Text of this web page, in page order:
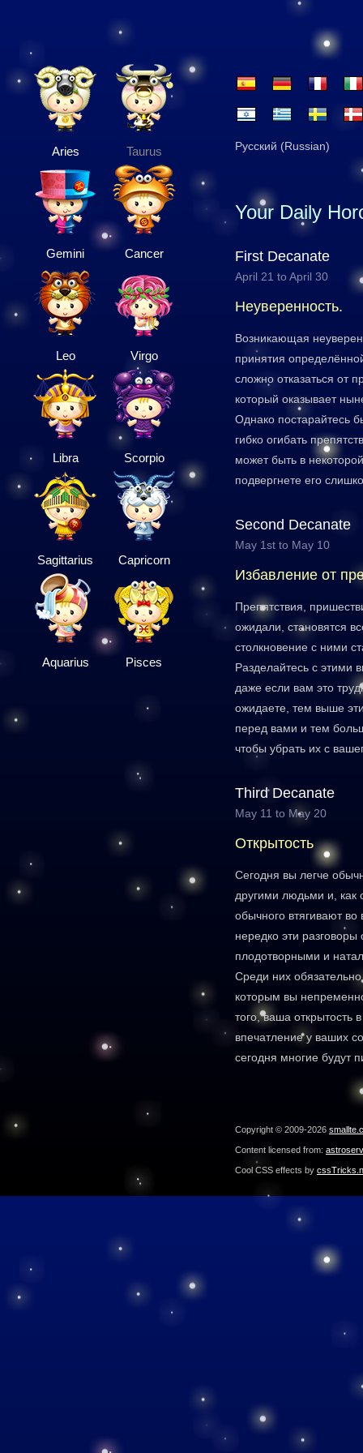
Aries Taurus
Gemini Cancer
Leo Virgo
Libra Scorpio
Sagittarius Capricorn
Aquarius Pisces
Русский (Russian)
Your Daily
First Decanate
April 21 to April 30
Неуверенность.
Возникающая
принятия
сложно отказаться от
который оказывает
Однако постарайтесь
гибко огибать
может быть в
подвергнете его
Second Decanate
May 1st to May 10
Избавление от
Препятствия,
ожидали, становятся
столкновение с ними
Разделайтесь с этими
даже если вам это
ожидаете, тем выше
перед вами и тем
чтобы убрать их с
Third Decanate
May 11 to May 20
Открытость
Сегодня вы легче
другими людьми и, как
обычного втягивают
нередко эти
плодотворными и
Среди них
которым вы
того, ваша открытость
впечатление у ваших
сегодня многие будут
Copyright © 2009-2026
Content licensed from:
Cool CSS effects by